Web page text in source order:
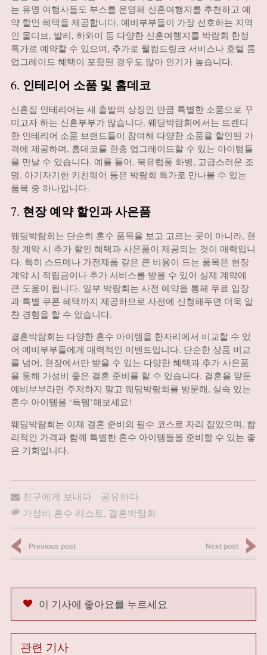
는 유명 여행사들도 부스를 운영해 신혼여행지를 추천하고 예
약 할인 혜택을 제공합니다. 예비부부들이 가장 선호하는 지역
인 몰디브, 발리, 하와이 등 다양한 신혼여행지를 박람회 한정
특가로 예약할 수 있으며, 추가로 웰컴드링크 서비스나 호텔 룸
업그레이드 혜택이 포함된 경우도 많아 인기가 높습니다.
6. 인테리어 소품 및 홈데코
신혼집 인테리어는 새 출발의 상징인 만큼 특별한 소품으로 꾸
미고자 하는 신혼부부가 많습니다. 웨딩박람회에서는 트렌디
한 인테리어 소품 브랜드들이 참여해 다양한 소품을 할인된 가
격에 제공하며, 홈데코를 한층 업그레이드할 수 있는 아이템들
을 만날 수 있습니다. 예를 들어, 북유럽풍 화병, 고급스러운 조
명, 아기자기한 키친웨어 등은 박람회 특가로 만나볼 수 있는
품목 중 하나입니다.
7. 현장 예약 할인과 사은품
웨딩박람회는 단순히 혼수 품목을 보고 고르는 곳이 아니라, 현
장 계약 시 추가 할인 혜택과 사은품이 제공되는 것이 매력입니
다. 특히 스드메나 가전제품 같은 큰 비용이 드는 품목은 현장
계약 시 적립금이나 추가 서비스를 받을 수 있어 실제 계약에
큰 도움이 됩니다. 일부 박람회는 사전 예약을 통해 무료 입장
과 특별 쿠폰 혜택까지 제공하므로 사전에 신청해두면 더욱 알
찬 경험을 할 수 있습니다.
결혼박람회는 다양한 혼수 아이템을 한자리에서 비교할 수 있
어 예비부부들에게 매력적인 이벤트입니다. 단순한 상품 비교
를 넘어, 현장에서만 받을 수 있는 다양한 혜택과 추가 사은품
을 통해 가성비 좋은 결혼 준비를 할 수 있습니다. 결혼을 앞둔
예비부부라면 주저하지 말고 웨딩박람회를 방문해, 실속 있는
혼수 아이템을 ‘득템’해보세요!
웨딩박람회는 이제 결혼 준비의 필수 코스로 자리 잡았으며, 합
리적인 가격과 함께 특별한 혼수 아이템들을 준비할 수 있는 좋
은 기회입니다.
친구에게 보내다
공유하다
가성비 혼수 리스트, 결혼박람회
Previous post Next post
이 기사에 좋아요를 누르세요
관련 기사